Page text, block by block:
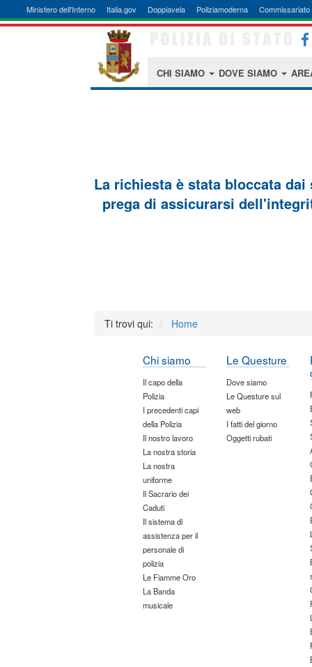
Ministero dell'Interno Italia.gov Doppiavela Poliziamoderna Commissariato
CHI SIAMO DOVE SIAMO
La richiesta è stata bloccata
prega di assicurarsi
Ti trovi qui: Home
Chi siamo
Il capo della
Polizia
I precedenti capi
della Polizia
Il nostro lavoro
La nostra storia
La nostra
uniforme
Il Sacrario dei
Caduti
Il sistema di
assistenza per il
personale di
polizia
Le Fiamme Oro
La Banda
musicale
Le Questure
Dove siamo
Le Questure sul
web
I fatti del giorno
Oggetti rubati